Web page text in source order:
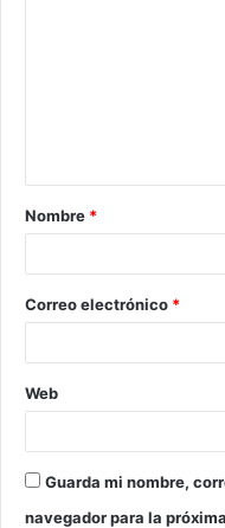
Nombre *
Correo electrónico *
Web
Guarda mi nombre,
navegador para la